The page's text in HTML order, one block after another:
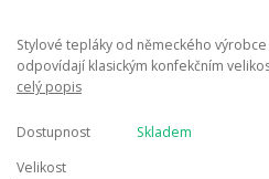
Stylové tepláky od německého výrobce
odpovídají klasickým konfekčním
celý popis
Dostupnost
Skladem
Velikost